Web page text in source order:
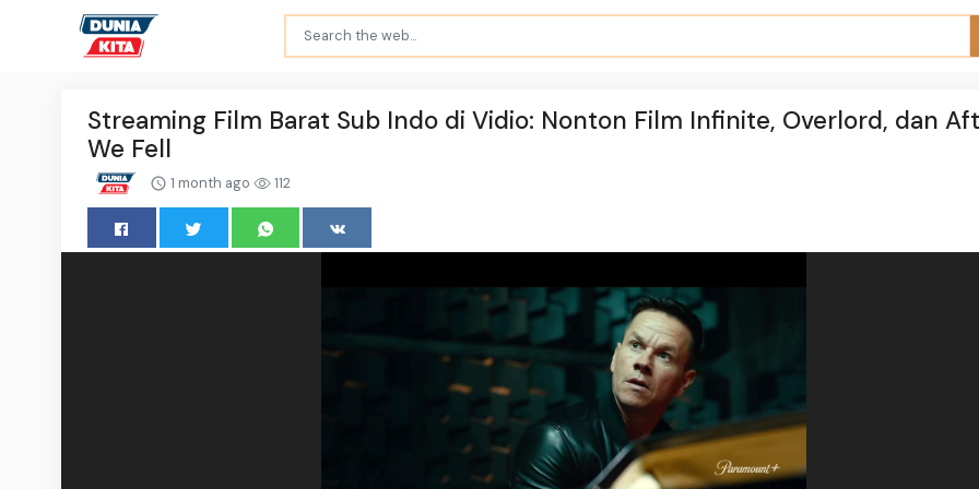
Streaming Film Barat Sub Indo di Vidio: Nonton Film Infinite, Overlord, dan
We Fell
1 month ago 112